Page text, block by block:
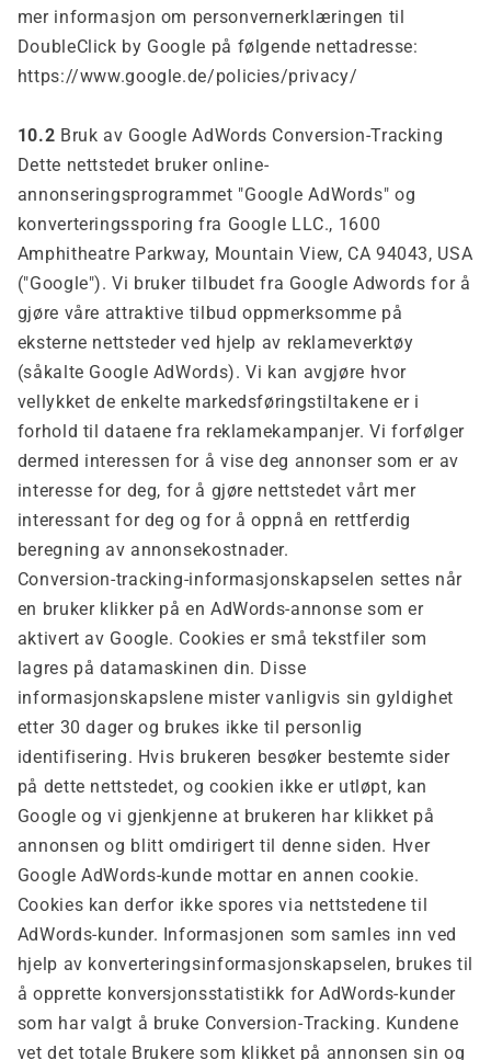
mer informasjon om personvernerklæringen til
DoubleClick by Google på følgende nettadresse:
https://www.google.de/policies/privacy/
10.2 Bruk av Google AdWords Conversion-Tracking
Dette nettstedet bruker online-
annonseringsprogrammet "Google AdWords" og
konverteringssporing fra Google LLC., 1600
Amphitheatre Parkway, Mountain View, CA 94043, USA
("Google"). Vi bruker tilbudet fra Google Adwords for å
gjøre våre attraktive tilbud oppmerksomme på
eksterne nettsteder ved hjelp av reklameverktøy
(såkalte Google AdWords). Vi kan avgjøre hvor
vellykket de enkelte markedsføringstiltakene er i
forhold til dataene fra reklamekampanjer. Vi forfølger
dermed interessen for å vise deg annonser som er av
interesse for deg, for å gjøre nettstedet vårt mer
interessant for deg og for å oppnå en rettferdig
beregning av annonsekostnader.
Conversion-tracking-informasjonskapselen settes når
en bruker klikker på en AdWords-annonse som er
aktivert av Google. Cookies er små tekstfiler som
lagres på datamaskinen din. Disse
informasjonskapslene mister vanligvis sin gyldighet
etter 30 dager og brukes ikke til personlig
identifisering. Hvis brukeren besøker bestemte sider
på dette nettstedet, og cookien ikke er utløpt, kan
Google og vi gjenkjenne at brukeren har klikket på
annonsen og blitt omdirigert til denne siden. Hver
Google AdWords-kunde mottar en annen cookie.
Cookies kan derfor ikke spores via nettstedene til
AdWords-kunder. Informasjonen som samles inn ved
hjelp av konverteringsinformasjonskapselen, brukes til
å opprette konversjonsstatistikk for AdWords-kunder
som har valgt å bruke Conversion-Tracking. Kundene
vet det totale Brukere som klikket på annonsen sin og